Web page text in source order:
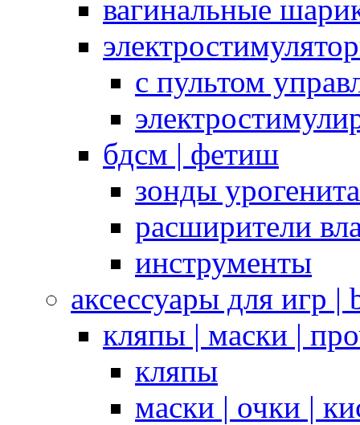
вагинальные
с пультом
бдсм | фетиш
зонды
расширители
инструменты
аксессуары для игр |
кляпы | маски |
кляпы
маски | очки |